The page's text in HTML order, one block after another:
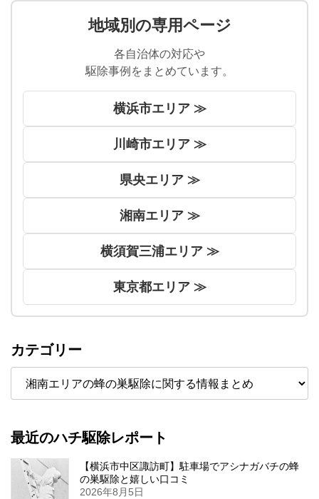
地域別の専用ページ
各自治体の対応や
駆除事例をまとめています。
横浜市エリア ≫
川崎市エリア ≫
県央エリア ≫
湘南エリア ≫
横須賀三浦エリア ≫
東京都エリア ≫
カテゴリー
カ
ゴ
最近のハチ駆除レポート
【横浜市中区諏訪町】駐車場でアシナガバチの蜂
の巣駆除と嬉しい口コミ
2026年8月5日